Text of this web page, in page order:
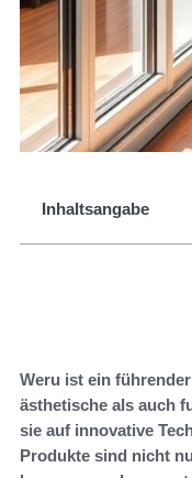
Inhaltsangabe
Weru ist ein
ästhetische als auch
sie auf innovative
Produkte sind nicht